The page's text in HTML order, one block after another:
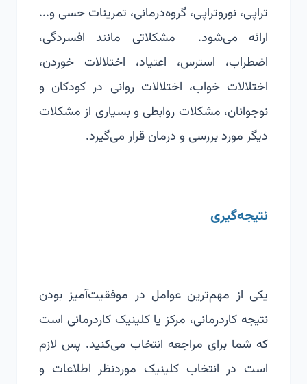
تراپی، نوروتراپی، گروه‌درمانی، تمرینات حسی و...
ارائه می‌شود. مشکلاتی مانند افسردگی،
اضطراب، استرس، اعتیاد، اختلالات خوردن،
اختلالات خواب، اختلالات روانی در کودکان و
نوجوانان، مشکلات روابطی و بسیاری از مشکلات
دیگر مورد بررسی و درمان قرار می‌گیرد.
نتیجه‌گیری
یکی از مهم‌ترین عوامل در موفقیت‌آمیز بودن
نتیجه کاردرمانی، مرکز یا کلینیک کاردرمانی است
که شما برای مراجعه انتخاب می‌کنید. پس لازم
است در انتخاب کلینیک موردنظر اطلاعات و